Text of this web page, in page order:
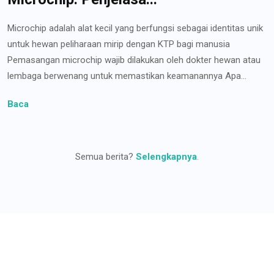
Microchip adalah alat kecil yang berfungsi sebagai identitas unik
untuk hewan peliharaan mirip dengan KTP bagi manusia
Pemasangan microchip wajib dilakukan oleh dokter hewan atau
lembaga berwenang untuk memastikan keamanannya Apa...
Baca
Semua berita? Selengkapnya.